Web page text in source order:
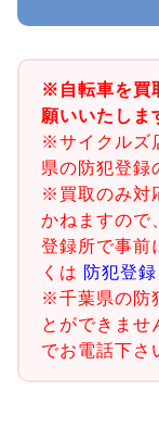
※自転車を買
願いいたしま
※サイクルズ
県の防犯登録
※買取のみ対
かねますので
登録所で事前
くは 防犯登
※千葉県の防
とができませ
でお電話下さ